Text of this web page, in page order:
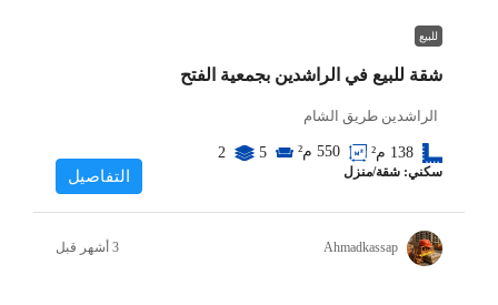
للبيع
شقة للبيع في الراشدين بجمعية الفتح
الراشدين طريق الشام
138 م² 550 م² 5
2
سكني: شقة/منزل التفاصيل
Ahmadkassap